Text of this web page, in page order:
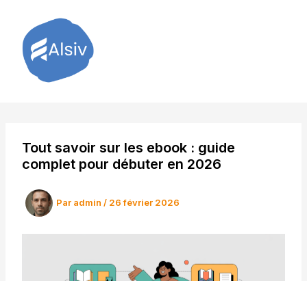
contenu
Tout savoir sur les ebook : guide
complet pour débuter en 2026
Par admin/ 26 février 2026